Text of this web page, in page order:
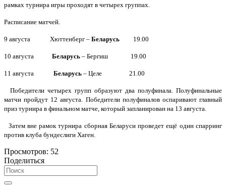
рамках турнира игры проходят в четырех группах.
Расписание матчей.
9 августа Хюттенберг – Беларусь 19.00
10 августа Беларусь – Бергиш 19.00
11 августа Беларусь – Целе 21.00
Победители четырех групп образуют два полуфинала. Полуфинальные
матчи пройдут 12 августа. Победители полуфиналов оспаривают главный
приз турнира в финальном матче, который запланирован на 13 августа.
Затем вне рамок турнира сборная Беларуси проведет ещё один спарринг
против клуба бундеслиги Хаген.
Просмотров: 52
Поделиться